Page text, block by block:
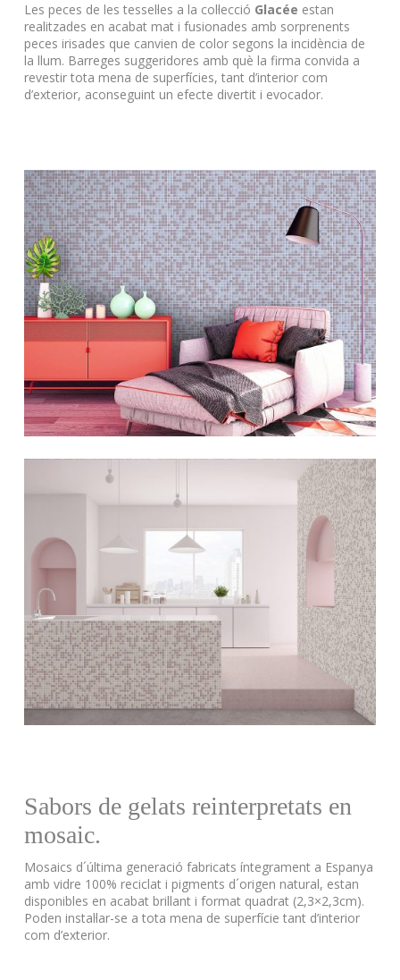
Les peces de les tessel·les a la col·lecció Glacée estan
realitzades en acabat mat i fusionades amb sorprenents
peces irisades que canvien de color segons la incidència de
la llum. Barreges suggeridores amb què la firma convida a
revestir tota mena de superfícies, tant d’interior com
d’exterior, aconseguint un efecte divertit i evocador.
Sabors de gelats reinterpretats en
mosaic.
Mosaics d´última generació fabricats íntegrament a Espanya
amb vidre 100% reciclat i pigments d´origen natural, estan
disponibles en acabat brillant i format quadrat (2,3×2,3cm).
Poden instal·lar-se a tota mena de superfície tant d’interior
com d’exterior.